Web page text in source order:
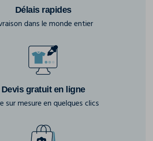
Délais rapides
dans le monde entier
Devis gratuit en ligne
sur mesure en quelques clics